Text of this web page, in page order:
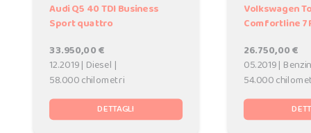
Audi Q5 40 TDI Business
Sport quattro
33.950,00 €
12.2019 | Diesel |
58.000 chilometri
DETTAGLI
Volkswagen
Comfortline
26.750,00 €
05.2019 |
54.000